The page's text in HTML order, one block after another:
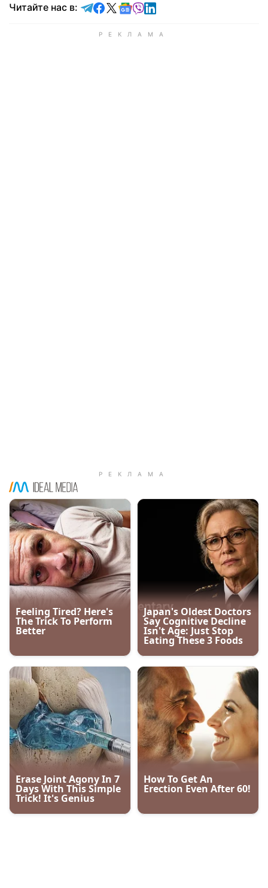
Читайте нас в: Читайте в Telegram
Читайте в Facebook
Читайте в X
Читайте в Google news
Читайте в Viber
Читайте в LinkedIn